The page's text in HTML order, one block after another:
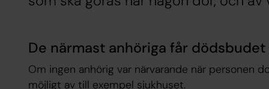
De närmast anhöriga får dödsbudet
Om ingen anhörig var närvarande när personen
möjligt av till exempel sjukhuset.